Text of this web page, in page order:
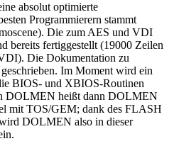
absolut optimierte
Programmierern stammt
Die zum AES und VDI
bereits fertiggestellt (19000 Zeilen
Die Dokumentation zu
Im Moment wird ein
BIOS- und XBIOS-Routinen
DOLMEN heißt dann DOLMEN
mit TOS/GEM; dank des FLASH
DOLMEN also in dieser